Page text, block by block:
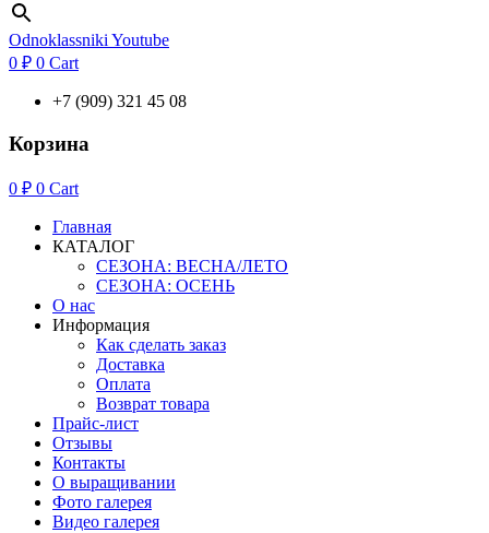
Odnoklassniki Youtube
0 ₽ 0 Cart
+7 (909) 321 45 08
Корзина
0 ₽ 0 Cart
Главная
КАТАЛОГ
СЕЗОНА: ВЕСНА/ЛЕТО
СЕЗОНА: ОСЕНЬ
О нас
Информация
Как сделать заказ
Доставка
Оплата
Возврат товара
Прайс-лист
Отзывы
Контакты
О выращивании
Фото галерея
Видео галерея